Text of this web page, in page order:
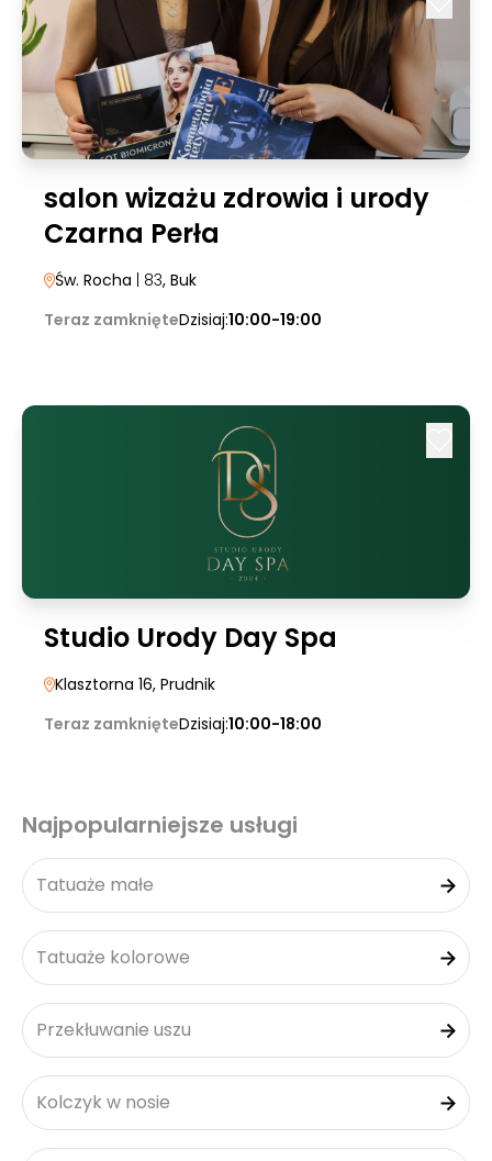
salon wizażu zdrowia i urody
Czarna Perła
Św. Rocha | 83, Buk
Teraz zamknięteDzisiaj:10:00-19:00
Studio Urody Day Spa
Klasztorna 16, Prudnik
Teraz zamknięteDzisiaj:10:00-18:00
Najpopularniejsze usługi
Tatuaże małe
Tatuaże kolorowe
Przekłuwanie uszu
Kolczyk w nosie